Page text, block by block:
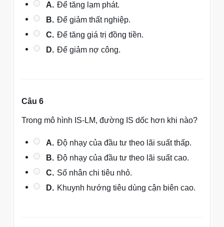
A. Để tăng lạm phát.
B. Để giảm thất nghiệp.
C. Để tăng giá trị đồng tiền.
D. Để giảm nợ công.
Câu 6
Trong mô hình IS-LM, đường IS dốc hơn khi nào?
A. Độ nhạy của đầu tư theo lãi suất thấp.
B. Độ nhạy của đầu tư theo lãi suất cao.
C. Số nhân chi tiêu nhỏ.
D. Khuynh hướng tiêu dùng cận biên cao.